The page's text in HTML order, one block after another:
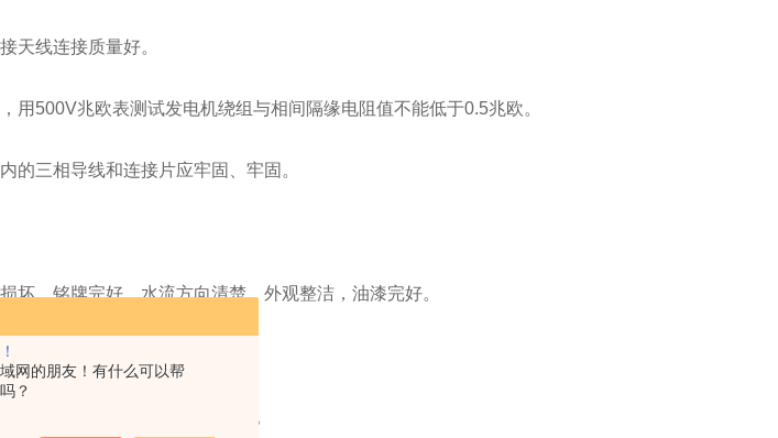
网的朋友！有什么可以帮
？
线连接质量好。
500V兆欧表测试发电机绕组与相间隔缘电阻值不能低于0.5兆欧。
三相导线和连接片应牢固、牢固。
，铭牌完好，水流方向清楚，外观整洁，油漆完好。
杂质，应更换。
漏水应加或更换石棉绳填料。